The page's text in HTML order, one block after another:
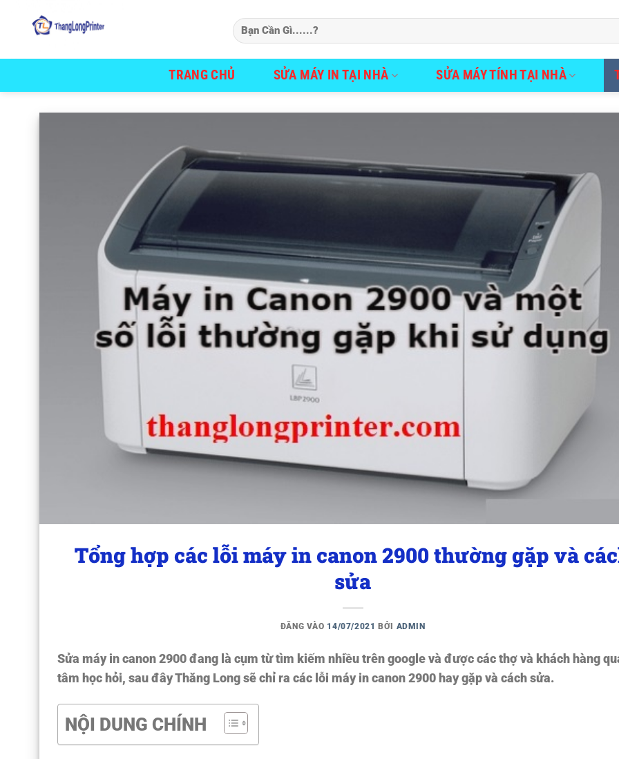
TRANG CHỦ SỬA MÁY IN TẠI NHÀ SỬA MÁY TÍNH TẠI NHÀ
Tổng hợp các lỗi máy in canon 2900 thường gặp và
sửa
ĐĂNG VÀO 14/07/2021 BỞI ADMIN
Sửa máy in canon 2900 đang là cụm từ tìm kiếm nhiều trên google và được các thợ và khách hàng
tâm học hỏi, sau đây Thăng Long sẽ chỉ ra các lỗi máy in canon 2900 hay gặp và cách sửa.
NỘI DUNG CHÍNH